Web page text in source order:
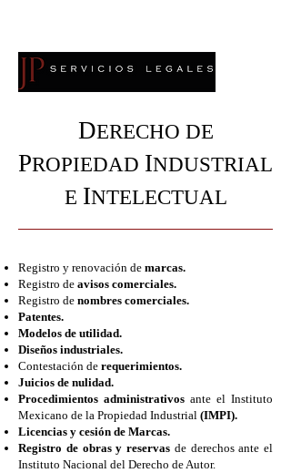
DERECHO DE
PROPIEDAD INDUSTRIAL
E INTELECTUAL
Registro y renovación de marcas.
Registro de avisos comerciales.
Registro de nombres comerciales.
Patentes.
Modelos de utilidad.
Diseños industriales.
Contestación de requerimientos.
Juicios de nulidad.
Procedimientos administrativos ante el Instituto
Mexicano de la Propiedad Industrial (IMPI).
Licencias y cesión de Marcas.
Registro de obras y reservas de derechos ante el
Instituto Nacional del Derecho de Autor.